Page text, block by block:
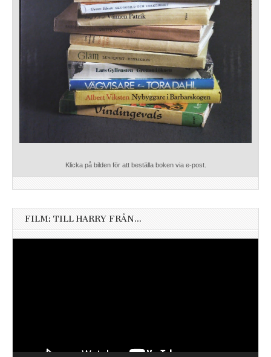
Klicka på bilden för att beställa boken via e-post.
FILM: TILL HARRY FRÅN…